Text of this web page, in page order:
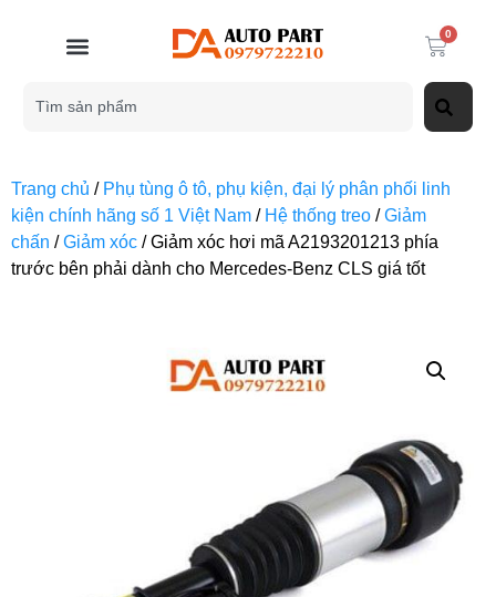
0
Trang chủ / Phụ tùng ô tô, phụ kiện, đại lý phân phối linh
kiện chính hãng số 1 Việt Nam / Hệ thống treo /Giảm
chấn /Giảm xóc / Giảm xóc hơi mã A2193201213 phía
trước bên phải dành cho Mercedes-Benz CLS giá tốt